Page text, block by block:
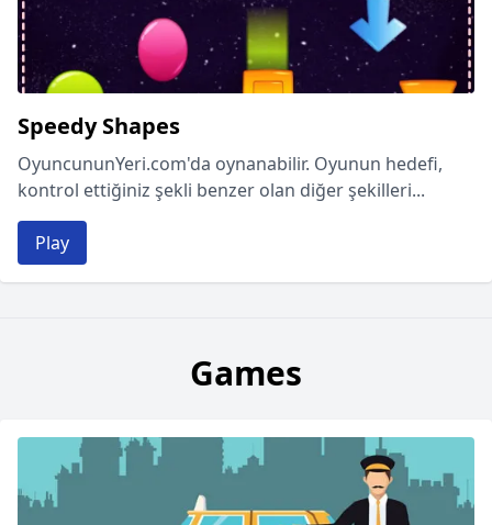
Speedy Shapes
OyuncununYeri.com'da oynanabilir. Oyunun hedefi,
kontrol ettiğiniz şekli benzer olan diğer şekilleri...
Play
Games